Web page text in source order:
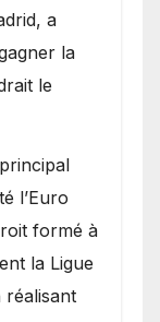
a
la
le
l’Euro
formé à
la Ligue
réalisant